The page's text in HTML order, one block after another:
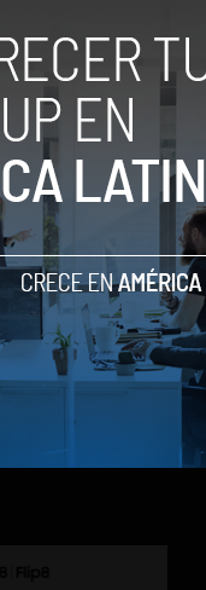
de Samsung se
e IA